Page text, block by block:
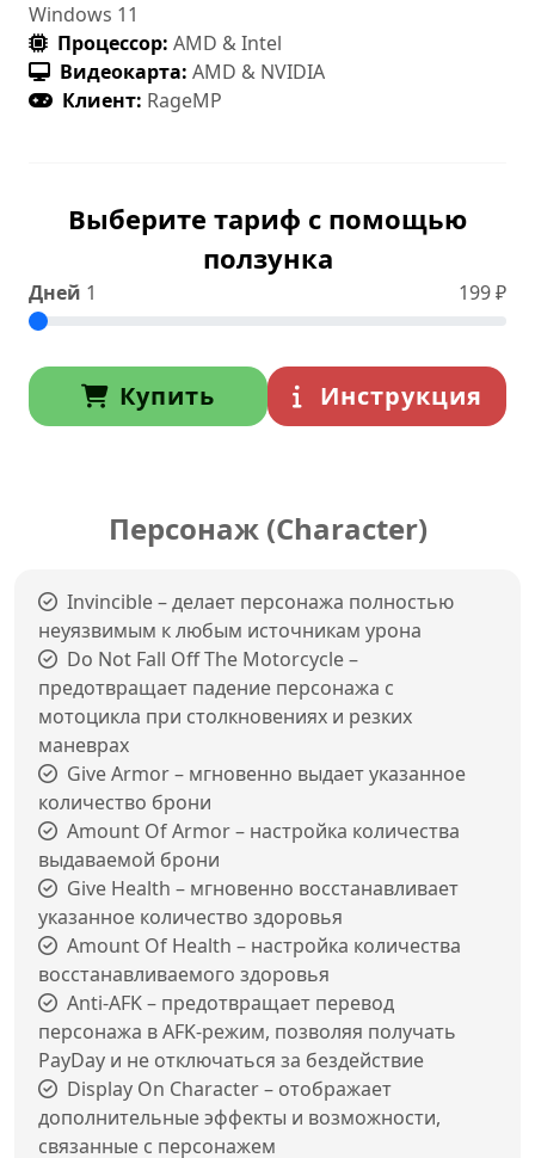
Windows 11
Процессор: AMD & Intel
Видеокарта: AMD & NVIDIA
Клиент: RageMP
Выберите тариф с помощью
ползунка
Дней 1 199₽
Купить Инструкция
Персонаж (Character)
Invincible – делает персонажа полностью
неуязвимым к любым источникам урона
Do Not Fall Off The Motorcycle –
предотвращает падение персонажа с
мотоцикла при столкновениях и резких
маневрах
Give Armor – мгновенно выдает указанное
количество брони
Amount Of Armor – настройка количества
выдаваемой брони
Give Health – мгновенно восстанавливает
указанное количество здоровья
Amount Of Health – настройка количества
восстанавливаемого здоровья
Anti-AFK – предотвращает перевод
персонажа в AFK-режим, позволяя получать
PayDay и не отключаться за бездействие
Display On Character – отображает
дополнительные эффекты и возможности,
связанные с персонажем